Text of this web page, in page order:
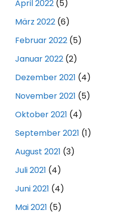
April 2022 (5)
März 2022 (6)
Februar 2022 (5)
Januar 2022 (2)
Dezember 2021 (4)
November 2021 (5)
Oktober 2021 (4)
September 2021 (1)
August 2021 (3)
Juli 2021 (4)
Juni 2021 (4)
Mai 2021 (5)